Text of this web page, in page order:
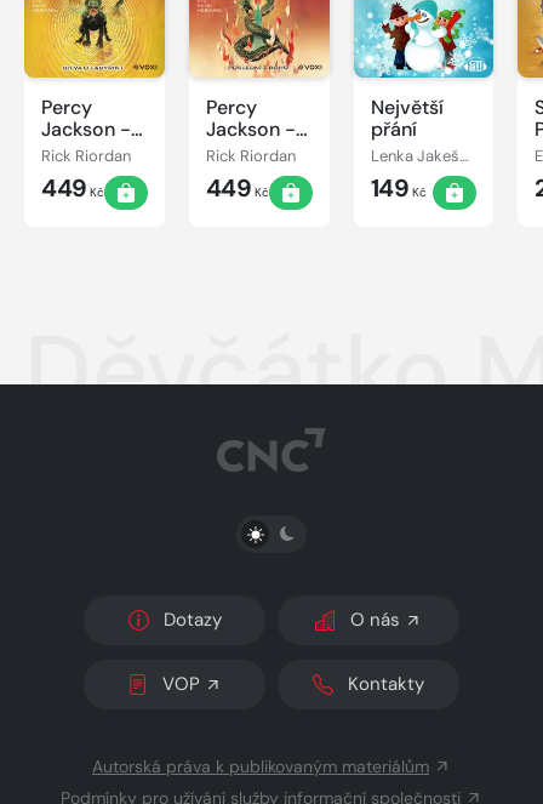
Percy
Jackson -
Bitva o
labyrint
Rick Riordan
449 Kč
Percy
Jackson -
Poslední z
bohů
Rick Riordan
449 Kč
Největší
přání
Lenka Jakešová
149 Kč
Děvčátko
PŘEPNOUT SVĚTLÝ/TMAVÝ REŽIM
Dotazy O nás
VOP Kontakty
Autorská práva k publikovaným materiálům
Podmínky pro užívání služby informační společnosti